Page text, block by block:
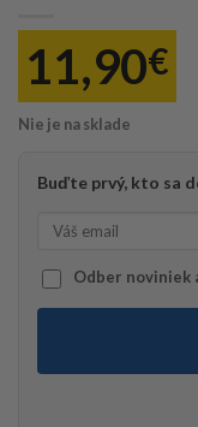
11,90€
Nie je na sklade
Buďte prvý, kto sa
Odber noviniek